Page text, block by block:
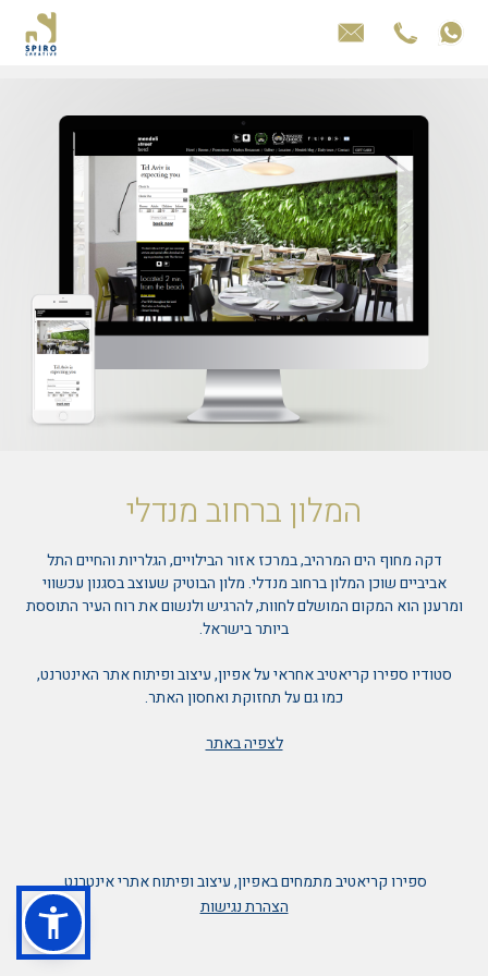
המלון ברחוב מנדלי
דקה מחוף הים המרהיב, במרכז אזור הבילויים, הגלריות והחיים התל
אביביים שוכן המלון ברחוב מנדלי. מלון הבוטיק שעוצב בסגנון עכשווי
ומרענן הוא המקום המושלם לחוות, להרגיש ולנשום את רוח העיר התוססת
ביותר בישראל.
סטודיו ספירו קריאטיב אחראי על אפיון, עיצוב ופיתוח אתר האינטרנט,
כמו גם על תחזוקת ואחסון האתר.
לצפיה באתר
ספירו קריאטיב מתמחים באפיון, עיצוב ופיתוח אתרי אינטרנט.
הצהרת נגישות